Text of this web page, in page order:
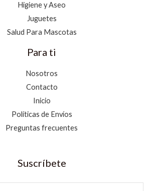
Higiene y Aseo
Juguetes
Salud Para Mascotas
Para ti
Nosotros
Contacto
Inicio
Políticas de Envíos
Preguntas frecuentes
Suscríbete